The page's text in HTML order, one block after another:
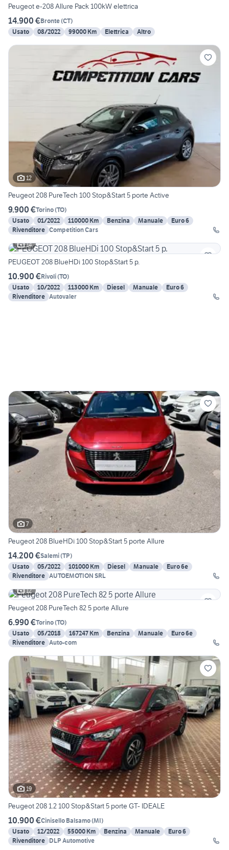
Peugeot e-208 Allure Pack 100kW elettrica
14.900 €Bronte(CT)
Usato
08/2022 99000 Km Elettrica Altro
12
Peugeot 208 PureTech 100 Stop&Start 5 porte Active
9.900 €Torino(TO)
Usato
01/2022 110000 Km Benzina Manuale
Euro 6
Rivenditore Competition Cars
14
PEUGEOT 208 BlueHDi 100 Stop&Start 5 p.
10.900 €Rivoli(TO)
Usato
10/2022 113000 Km Diesel Manuale
Euro 6
Rivenditore Autovaler
7
Peugeot 208 BlueHDi 100 Stop&Start 5 porte Allure
14.200 €Salemi(TP)
Usato
05/2022 101000 Km Diesel Manuale
Euro 6e
Rivenditore AUTOEMOTION SRL
12
Peugeot 208 PureTech 82 5 porte Allure
6.990 €Torino(TO)
Usato
05/2018 167247 Km Benzina Manuale
Euro 6e
Rivenditore Auto-com
19
Peugeot 208 1.2 100 Stop&Start 5 porte GT- IDEALE
10.900 €Cinisello Balsamo(MI)
Usato
12/2022 55000 Km Benzina Manuale
Euro 6
Rivenditore DLP Automotive